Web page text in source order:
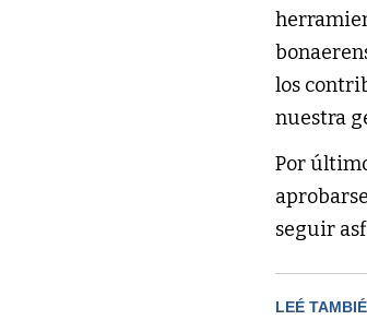
los
nuestra
Por
seguir
LEÉ